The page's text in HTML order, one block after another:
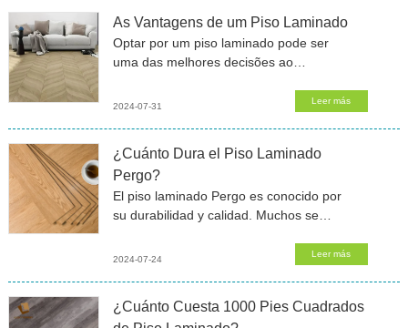
As Vantagens de um Piso Laminado
Optar por um piso laminado pode ser
uma das melhores decisões ao
tipo de revestimento oferece uma
2024-07-31
Leer más
¿Cuánto Dura el Piso Laminado
Pergo?
El piso laminado Pergo es conocido por
su durabilidad y calidad. Muchos se
este tipo de piso. Varios factores
2024-07-24
Leer más
¿Cuánto Cuesta 1000 Pies Cuadrados